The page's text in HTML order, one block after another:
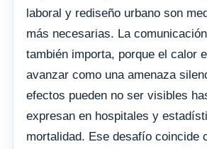
laboral y rediseño urbano son
más necesarias. La
también importa, porque el calor
avanzar como una amenaza
efectos pueden no ser visibles
expresan en hospitales y
mortalidad. Ese desafío coincide